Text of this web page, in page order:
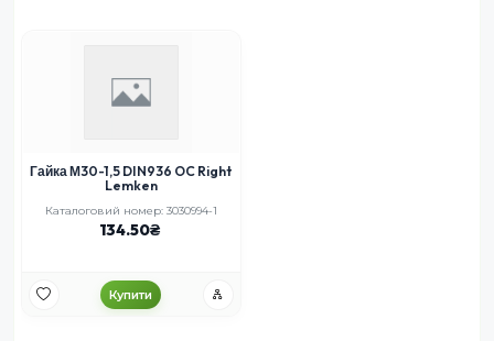
Гайка М30-1,5 DIN936 OC Right
Lemken
Каталоговий номер: 3030994-1
134.50
Купити